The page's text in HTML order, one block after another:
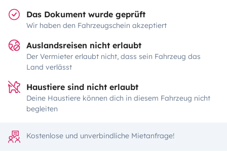
Das Dokument wurde geprüft
Wir haben den Fahrzeugschein akzeptiert
Auslandsreisen nicht erlaubt
Der Vermieter erlaubt nicht, dass sein Fahrzeug das
Land verlässt
Haustiere sind nicht erlaubt
Deine Haustiere können dich in diesem Fahrzeug nicht
begleiten
Kostenlose und unverbindliche Mietanfrage!